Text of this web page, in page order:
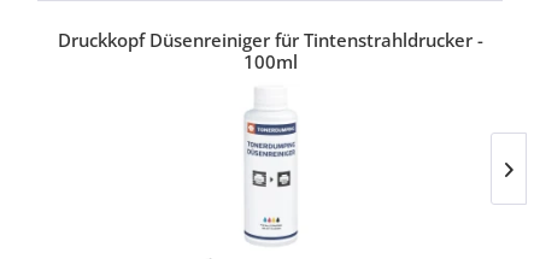
Druckkopf Düsenreiniger für Tintenstrahldrucker -
100ml